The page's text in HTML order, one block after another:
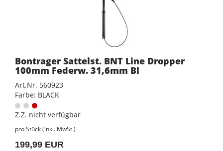
Bontrager Sattelst. BNT Line Dropper
100mm Federw. 31,6mm Bl
Art.Nr. 560923
Farbe: BLACK
Z.Z. nicht verfügbar
pro Stück (inkl. MwSt.)
199,99 EUR